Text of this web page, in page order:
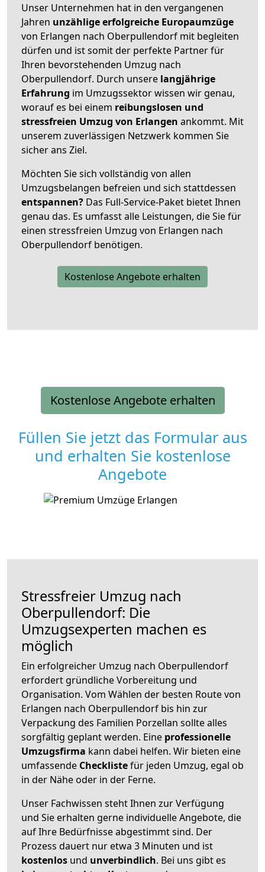
Unser Unternehmen hat in den vergangenen
Jahren unzählige erfolgreiche Europaumzüge
von Erlangen nach Oberpullendorf mit begleiten
dürfen und ist somit der perfekte Partner für
Ihren bevorstehenden Umzug nach
Oberpullendorf. Durch unsere langjährige
Erfahrung im Umzugssektor wissen wir genau,
worauf es bei einem reibungslosen und
stressfreien Umzug von Erlangen ankommt. Mit
unserem zuverlässigen Netzwerk kommen Sie
sicher ans Ziel.
Möchten Sie sich vollständig von allen
Umzugsbelangen befreien und sich stattdessen
entspannen? Das Full-Service-Paket bietet Ihnen
genau das. Es umfasst alle Leistungen, die Sie für
einen stressfreien Umzug von Erlangen nach
Oberpullendorf benötigen.
Kostenlose Angebote erhalten
Kostenlose Angebote erhalten
Füllen Sie jetzt das Formular aus
und erhalten Sie kostenlose
Angebote
Stressfreier Umzug nach
Oberpullendorf: Die
Umzugsexperten machen es
möglich
Ein erfolgreicher Umzug nach Oberpullendorf
erfordert gründliche Vorbereitung und
Organisation. Vom Wählen der besten Route von
Erlangen nach Oberpullendorf bis hin zur
Verpackung des Familien Porzellan sollte alles
sorgfältig geplant werden. Eine professionelle
Umzugsfirma kann dabei helfen. Wir bieten eine
umfassende Checklistefür jeden Umzug, egal ob
in der Nähe oder in der Ferne.
Unser Fachwissen steht Ihnen zur Verfügung
und Sie erhalten gerne individuelle Angebote, die
auf Ihre Bedürfnisse abgestimmt sind. Der
Prozess dauert nur etwa 3 Minuten und ist
kostenlos und unverbindlich. Bei uns gibt es